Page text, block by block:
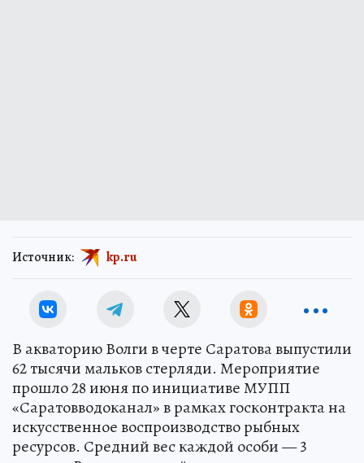
Источник: kp.ru
В акваторию Волги в черте Саратова выпустили
62 тысячи мальков стерляди. Мероприятие
прошло 28 июня по инициативе МУПП
«Саратовводоканал» в рамках госконтракта на
искусственное воспроизводство рыбных
ресурсов. Средний вес каждой особи — 3